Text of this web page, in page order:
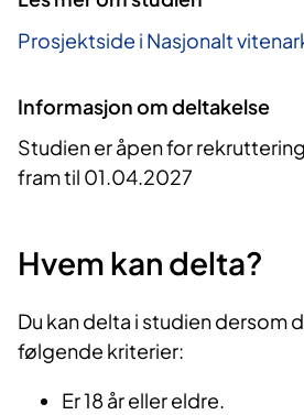
Prosjektside i Nasjonalt
Informasjon om deltakelse
Studien er åpen for
fram til 01.04.2027
Hvem kan delta?
Du kan delta i studien dersom
følgende kriterier:
Er 18 år eller eldre.